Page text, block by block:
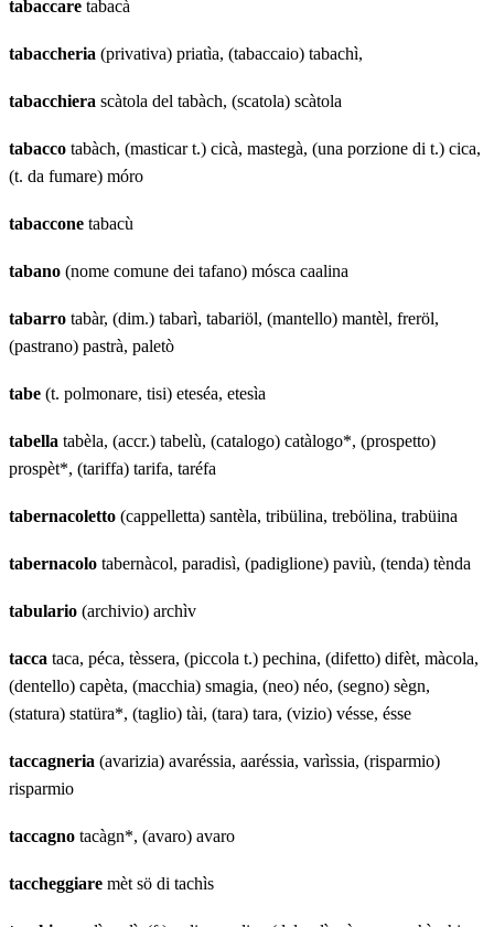
tabaccare tabacà
tabaccheria (privativa) priatìa, (tabaccaio) tabachì,
tabacchiera scàtola del tabàch, (scatola) scàtola
tabacco tabàch, (masticar t.) cicà, mastegà, (una porzione di t.) cica,
(t. da fumare) móro
tabaccone tabacù
tabano (nome comune dei tafano) mósca caalina
tabarro tabàr, (dim.) tabarì, tabariöl, (mantello) mantèl, freröl,
(pastrano) pastrà, paletò
tabe (t. polmonare, tisi) eteséa, etesìa
tabella tabèla, (accr.) tabelù, (catalogo) catàlogo*, (prospetto)
prospèt*, (tariffa) tarifa, taréfa
tabernacoletto (cappelletta) santèla, tribülina, trebölina, trabüina
tabernacolo tabernàcol, paradisì, (padiglione) paviù, (tenda) tènda
tabulario (archivio) archìv
tacca taca, péca, tèssera, (piccola t.) pechina, (difetto) difèt, màcola,
(dentello) capèta, (macchia) smagia, (neo) néo, (segno) sègn,
(statura) statüra*, (taglio) tài, (tara) tara, (vizio) vésse, ésse
taccagneria (avarizia) avaréssia, aaréssia, varìssia, (risparmio)
risparmio
taccagno tacàgn*, (avaro) avaro
taccheggiare mèt sö di tachìs